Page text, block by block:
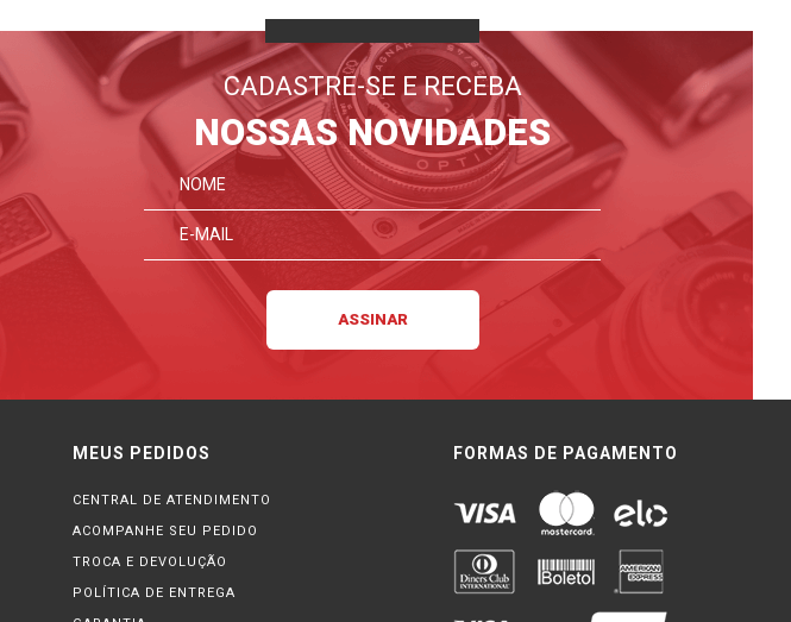
CADASTRE-SE E RECEBA
NOSSAS NOVIDADES
MEUS PEDIDOS
CENTRAL DE ATENDIMENTO
ACOMPANHE SEU PEDIDO
TROCA E DEVOLUÇÃO
POLÍTICA DE ENTREGA
FORMAS DE PAGAMENTO